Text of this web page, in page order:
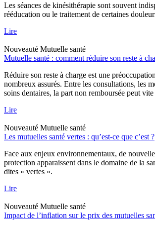
Les séances de kinésithérapie sont souvent
rééducation ou le traitement de certaines
Lire
Nouveauté Mutuelle santé
Mutuelle santé : comment réduire son reste à
Réduire son reste à charge est une
nombreux assurés. Entre les consultations, les
soins dentaires, la part non remboursée peut
Lire
Nouveauté Mutuelle santé
Les mutuelles santé vertes : qu’est-ce que c’est ?
Face aux enjeux environnementaux, de
protection apparaissent dans le domaine de la
dites « vertes ».
Lire
Nouveauté Mutuelle santé
Impact de l’inflation sur le prix des mutuelles